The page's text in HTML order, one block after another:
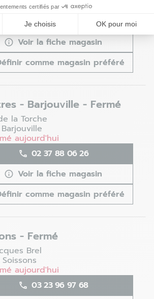
certifiés par
Je choisis OK pour moi
aujourd'hui
03 44 05 47 43
Voir la fiche magasin
comme magasin préféré
- Barjouville - Fermé
la Torche
aujourd'hui
02 37 88 06 26
Voir la fiche magasin
comme magasin préféré
- Fermé
Brel
aujourd'hui
03 23 96 97 68